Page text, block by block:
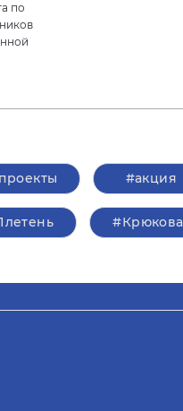
по
#акция
#Крюкова